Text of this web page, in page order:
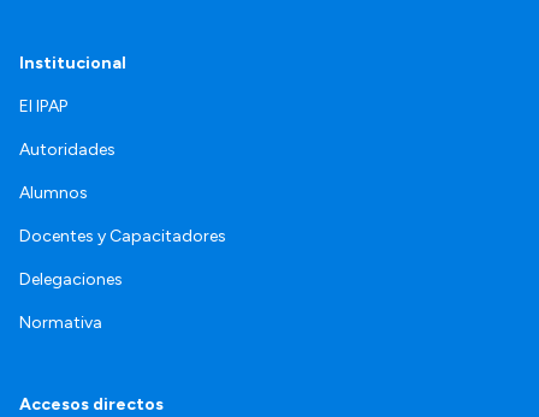
Institucional
El IPAP
Autoridades
Alumnos
Docentes y Capacitadores
Delegaciones
Normativa
Accesos directos